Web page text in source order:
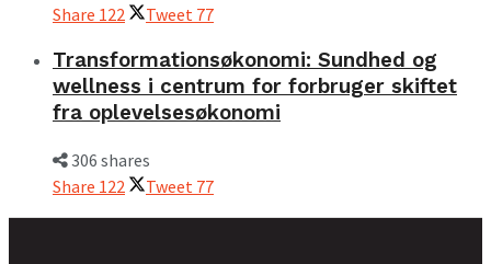
Share 122 Tweet 77
Transformationsøkonomi: Sundhed og
wellness i centrum for forbruger skiftet
fra oplevelsesøkonomi
306 shares
Share 122 Tweet 77